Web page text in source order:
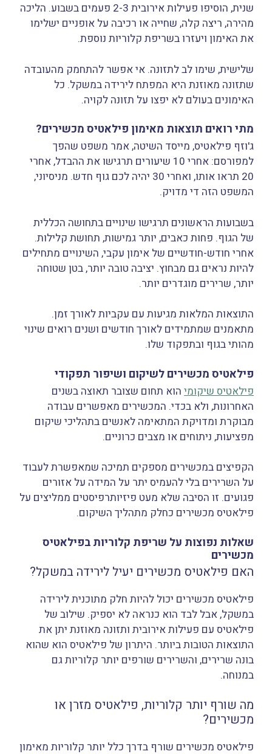
שנית, הוסיפו פעילות אירובית 2-3 פעמים בשבוע. הליכה
מהירה, ריצה קלה, שחייה או רכיבה על אופניים ישלימו
את האימון ויעזרו בשריפת קלוריות נוספת.
שלישית, שימו לב לתזונה. אי אפשר להתחמק מהעובדה
שתזונה מאוזנת היא המפתח לירידה במשקל. כל
האימונים בעולם לא יפצו על תזונה לקויה.
מתי רואים תוצאות מאימון פילאטיס מכשירים?
ג'וזף פילאטיס, מייסד השיטה, אמר משפט שהפך
למפורסם: אחרי 10 שיעורים תרגישו את ההבדל, אחרי
20 תראו אותו, ואחרי 30 יהיה לכם גוף חדש. מניסיוני,
המשפט הזה די מדויק.
בשבועות הראשונים תרגישו שינויים בתחושה הכללית
של הגוף. פחות כאבים, יותר גמישות, תחושת קלילות.
אחרי חודש-חודשיים של אימון עקבי, השינויים מתחילים
להיות נראים גם מבחוץ. יציבה טובה יותר, בטן שטוחה
יותר, שרירים מוגדרים יותר.
התוצאות המלאות מגיעות עם עקביות לאורך זמן.
מתאמנים שמתמידים לאורך חודשים ושנים רואים שינוי
מהותי בגוף ובתפקוד שלו.
פילאטיס מכשירים לשיקום ושיפור תפקודי
פילאטיס שיקומי הוא תחום שצובר תאוצה בשנים
האחרונות, ולא בכדי. המכשירים מאפשרים עבודה
מבוקרת ומדויקת המתאימה לאנשים בתהליכי שיקום
מפציעות, ניתוחים או מצבים כרוניים.
הקפיצים במכשירים מספקים תמיכה שמאפשרת לעבוד
על השרירים בלי להעמיס יתר על המידה על אזורים
פגועים. זו הסיבה שלא מעט פיזיותרפיסטים ממליצים על
פילאטיס מכשירים כחלק מתהליך השיקום.
שאלות נפוצות על שריפת קלוריות בפילאטיס
מכשירים
האם פילאטיס מכשירים יעיל לירידה במשקל?
פילאטיס מכשירים יכול להיות חלק מתוכנית לירידה
במשקל, אבל לבד הוא כנראה לא יספיק. שילוב של
פילאטיס עם פעילות אירובית ותזונה מאוזנת יתן את
התוצאות הטובות ביותר. היתרון של פילאטיס הוא שהוא
בונה שרירים, והשרירים שורפים יותר קלוריות גם
במנוחה.
מה שורף יותר קלוריות, פילאטיס מזרן או
מכשירים?
פילאטיס מכשירים שורף בדרך כלל יותר קלוריות מאימון